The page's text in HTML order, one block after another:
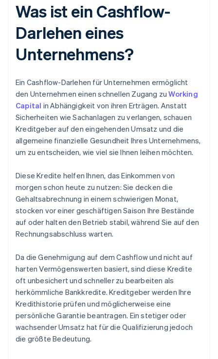
Was ist ein Cashflow-
Darlehen eines
Unternehmens?
Ein Cashflow-Darlehen für Unternehmen ermöglicht
den Unternehmen einen schnellen Zugang zuWorking
Capital in Abhängigkeit von ihren Erträgen. Anstatt
Sicherheiten wie Sachanlagen zu verlangen, schauen
Kreditgeber auf den eingehenden Umsatz und die
allgemeine finanzielle Gesundheit Ihres Unternehmens,
um zu entscheiden, wie viel sie Ihnen leihen möchten.
Diese Kredite helfen Ihnen, das Einkommen von
morgen schon heute zu nutzen: Sie decken die
Gehaltsabrechnung in einem schwierigen Monat,
stocken vor einer geschäftigen Saison Ihre Bestände
auf oder halten den Betrieb stabil, während Sie auf den
Rechnungsabschluss warten.
Da die Genehmigung auf dem Cashflow und nicht auf
harten Vermögenswerten basiert, sind diese Kredite
oft unbesichert und schneller zu bearbeiten als
herkömmliche Bankkredite. Kreditgeber werden Ihre
Kredithistorie prüfen und möglicherweise eine
persönliche Garantie beantragen. Ein stetiger oder
wachsender Umsatz hat für die Qualifizierung jedoch
die größte Bedeutung.